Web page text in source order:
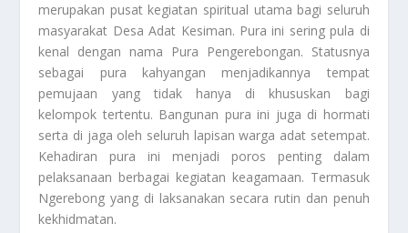
merupakan pusat kegiatan spiritual utama bagi seluruh
masyarakat Desa Adat Kesiman. Pura ini sering pula di
kenal dengan nama Pura Pengerebongan. Statusnya
sebagai pura kahyangan menjadikannya tempat
pemujaan yang tidak hanya di khususkan bagi
kelompok tertentu. Bangunan pura ini juga di hormati
serta di jaga oleh seluruh lapisan warga adat setempat.
Kehadiran pura ini menjadi poros penting dalam
pelaksanaan berbagai kegiatan keagamaan. Termasuk
Ngerebong yang di laksanakan secara rutin dan penuh
kekhidmatan.